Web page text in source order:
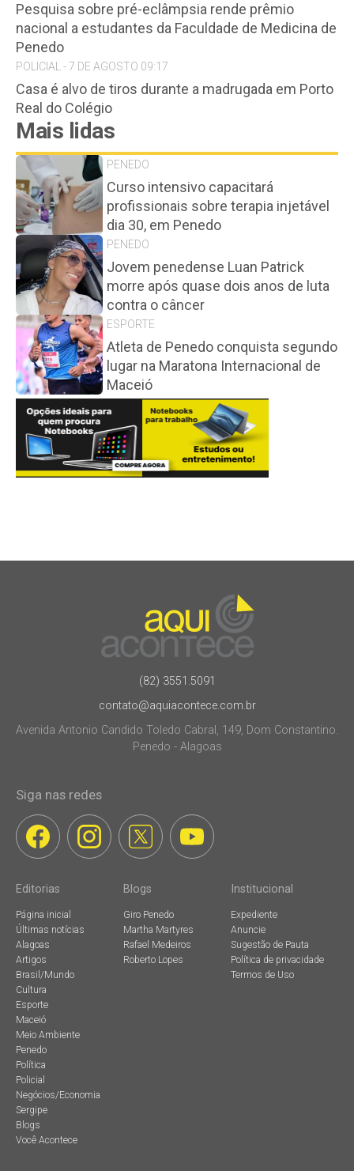
Pesquisa sobre pré-eclâmpsia rende prêmio
nacional a estudantes da Faculdade de Medicina de
Penedo
POLICIAL - 7 DE AGOSTO 09:17
Casa é alvo de tiros durante a madrugada em Porto
Real do Colégio
Mais lidas
PENEDO
Curso intensivo capacitará
profissionais sobre terapia injetável
dia 30, em Penedo
PENEDO
Jovem penedense Luan Patrick
morre após quase dois anos de luta
contra o câncer
ESPORTE
Atleta de Penedo conquista segundo
lugar na Maratona Internacional de
Maceió
(82) 3551.5091
contato@aquiacontece.com.br
Avenida Antonio Candido Toledo Cabral, 149, Dom Constantino.
Penedo - Alagoas
Siga nas redes
Editorias
Página inicial
Últimas notícias
Alagoas
Artigos
Brasil/Mundo
Cultura
Esporte
Maceió
Meio Ambiente
Penedo
Política
Policial
Negócios/Economia
Sergipe
Blogs
Você Acontece
Blogs
Giro Penedo
Martha Martyres
Rafael Medeiros
Roberto Lopes
Institucional
Expediente
Anuncie
Sugestão de Pauta
Política de privacidade
Termos de Uso